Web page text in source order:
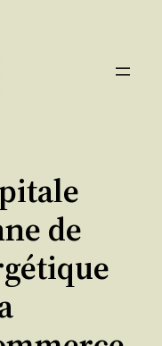
de